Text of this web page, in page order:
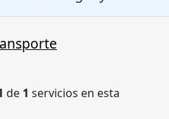
de 1 servicios en esta